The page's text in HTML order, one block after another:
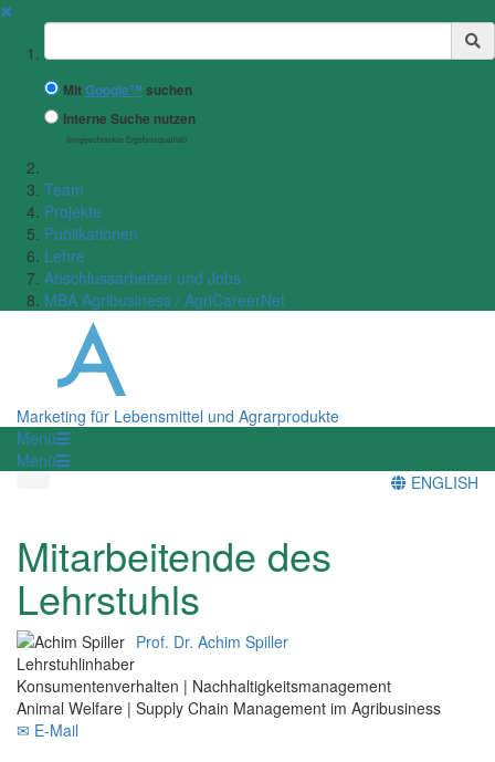
✖
Suchbegriff
MitGoogle™ suchen
Interne Suche nutzen
(eingeschränkte Ergebnisqualität)
Team
Projekte
Publikationen
Lehre
Abschlussarbeiten und Jobs
MBA Agribusiness / AgriCareerNet
Marketing für Lebensmittel und Agrarprodukte
Menü
Menü
ENGLISH
Mitarbeitende des
Lehrstuhls
Prof. Dr. Achim Spiller
Lehrstuhlinhaber
Konsumentenverhalten | Nachhaltigkeitsmanagement
Animal Welfare | Supply Chain Management im Agribusiness
✉ E-Mail